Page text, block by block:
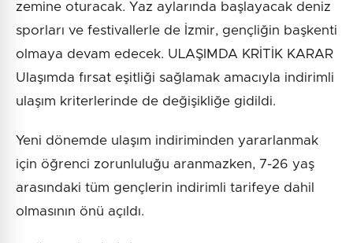
zemine oturacak. Yaz aylarında başlayacak deniz
sporları ve festivallerle de İzmir, gençliğin başkenti
olmaya devam edecek. ULAŞIMDA KRİTİK KARAR
Ulaşımda fırsat eşitliği sağlamak amacıyla indirimli
ulaşım kriterlerinde de değişikliğe gidildi.
Yeni dönemde ulaşım indiriminden yararlanmak
için öğrenci zorunluluğu aranmazken, 7-26 yaş
arasındaki tüm gençlerin indirimli tarifeye dahil
olmasının önü açıldı.